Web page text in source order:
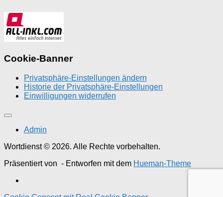
Cookie-Banner
Privatsphäre-Einstellungen ändern
Historie der Privatsphäre-Einstellungen
Einwilligungen widerrufen
Admin
Wortdienst © 2026. Alle Rechte vorbehalten.
Präsentiert von - Entworfen mit dem Hueman-Theme